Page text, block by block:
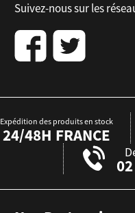
Suivez-nous sur les
Expédition des produits en stock
24/48H FRANCE